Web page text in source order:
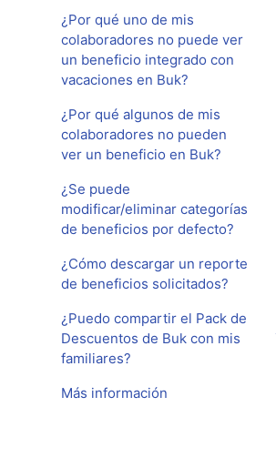
¿Por qué uno de mis
colaboradores no puede ver
un beneficio integrado con
vacaciones en Buk?
¿Por qué algunos de mis
colaboradores no pueden
ver un beneficio en Buk?
¿Se puede
modificar/eliminar categorías
de beneficios por defecto?
¿Cómo descargar un reporte
de beneficios solicitados?
¿Puedo compartir el Pack de
Descuentos de Buk con mis
familiares?
Más información